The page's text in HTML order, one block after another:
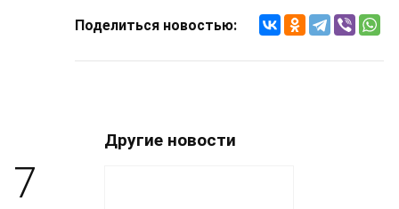
Поделиться новостью:
Другие новости
7